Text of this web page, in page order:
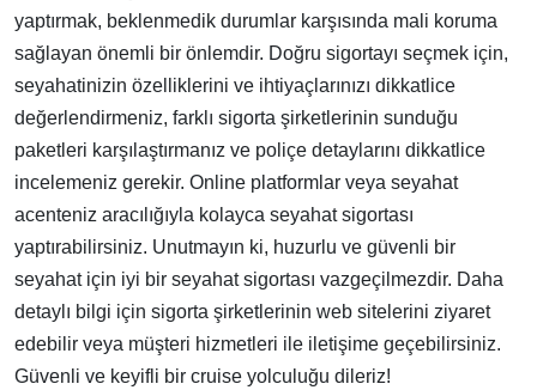
yaptırmak, beklenmedik durumlar karşısında mali koruma
sağlayan önemli bir önlemdir. Doğru sigortayı seçmek için,
seyahatinizin özelliklerini ve ihtiyaçlarınızı dikkatlice
değerlendirmeniz, farklı sigorta şirketlerinin sunduğu
paketleri karşılaştırmanız ve poliçe detaylarını dikkatlice
incelemeniz gerekir. Online platformlar veya seyahat
acenteniz aracılığıyla kolayca seyahat sigortası
yaptırabilirsiniz. Unutmayın ki, huzurlu ve güvenli bir
seyahat için iyi bir seyahat sigortası vazgeçilmezdir. Daha
detaylı bilgi için sigorta şirketlerinin web sitelerini ziyaret
edebilir veya müşteri hizmetleri ile iletişime geçebilirsiniz.
Güvenli ve keyifli bir cruise yolculuğu dileriz!